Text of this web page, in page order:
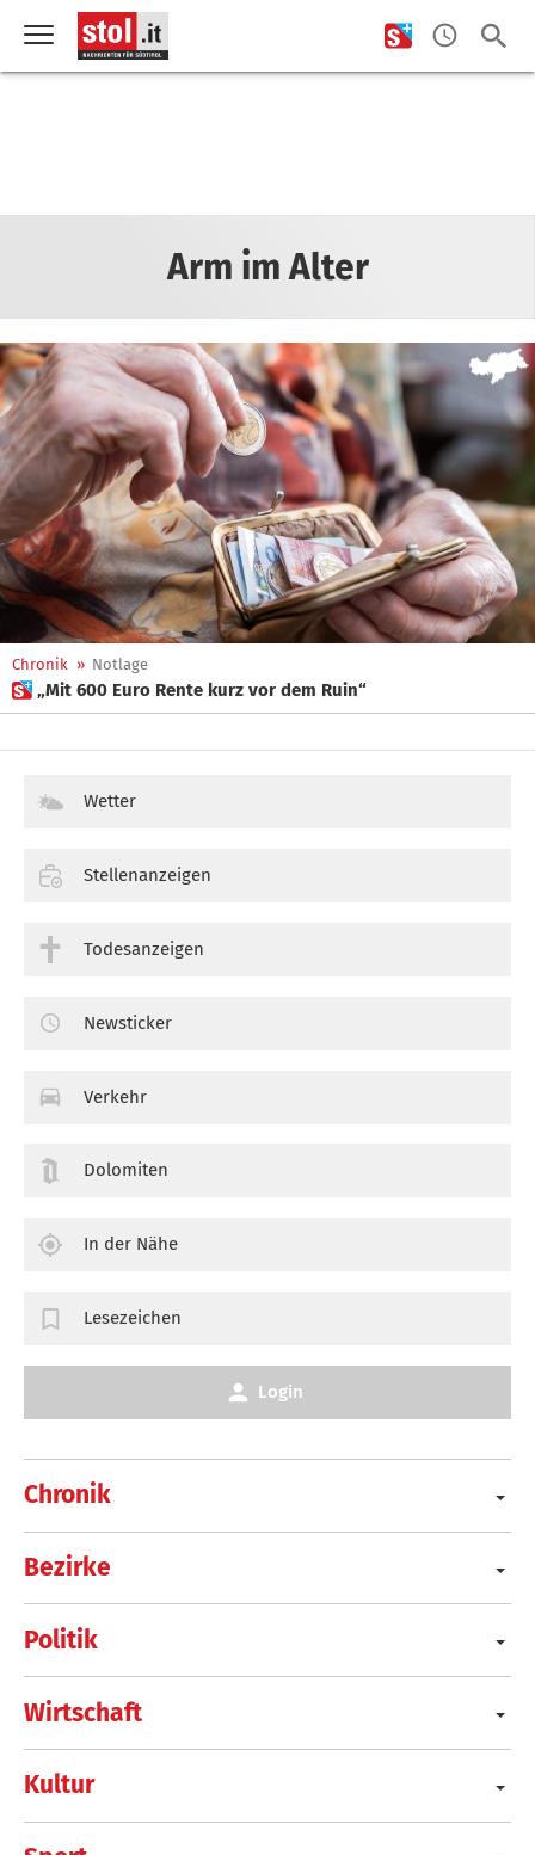
Arm im Alter
Chronik » Notlage
 „Mit 600 Euro Rente kurz vor dem Ruin“
Chronik
Bezirke
Politik
Wirtschaft
Kultur
Wetter
Stellenanzeigen
Todesanzeigen
Newsticker
Verkehr
Dolomiten
In der Nähe
Lesezeichen
Login